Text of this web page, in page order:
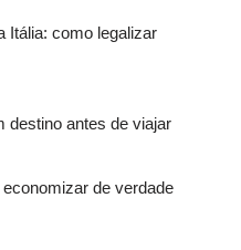
Itália: como legalizar
destino antes de viajar
de verdade